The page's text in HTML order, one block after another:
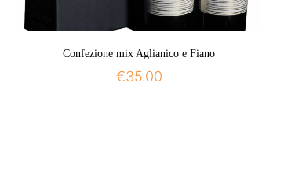
Confezione mix Aglianico e Fiano
€35.00